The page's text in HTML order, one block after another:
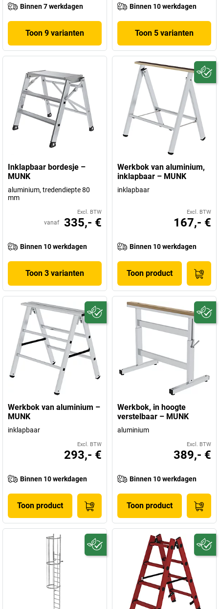
Binnen 7 werkdagen
Toon 9 varianten
Binnen 10 werkdagen
Toon 5 varianten
Inklapbaar bordesje –
MUNK
aluminium, tredendiepte 80
mm
Excl. BTW
vanaf 335,- €
Binnen 10 werkdagen
Toon 3 varianten
Werkbok van aluminium,
inklapbaar – MUNK
inklapbaar
Excl. BTW
167,- €
Binnen 10 werkdagen
Toon product
Werkbok van aluminium –
MUNK
inklapbaar
Excl. BTW
293,- €
Binnen 10 werkdagen
Toon product
Werkbok, in hoogte
verstelbaar – MUNK
aluminium
Excl. BTW
389,- €
Binnen 10 werkdagen
Toon product